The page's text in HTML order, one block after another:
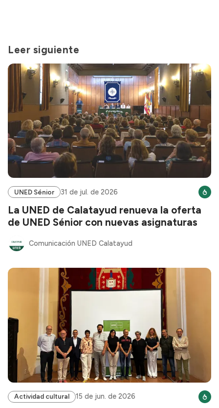
Leer siguiente
UNED Sénior 31 de jul. de 2026
La UNED de Calatayud renueva la oferta
de UNED Sénior con nuevas asignaturas
Comunicación UNED Calatayud
Actividad cultural 15 de jun. de 2026